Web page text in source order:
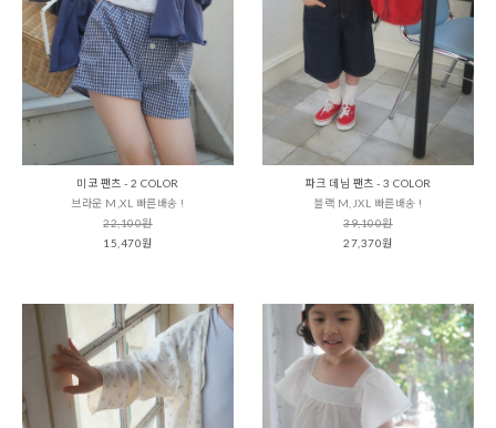
미코 팬츠 - 2 COLOR
브라운 M,XL 빠른배송 !
22,100원
15,470원
파크 데님 팬츠 - 3 COLOR
블랙 M,JXL 빠른배송 !
39,100원
27,370원